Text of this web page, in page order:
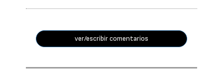
ver/escribir comentarios